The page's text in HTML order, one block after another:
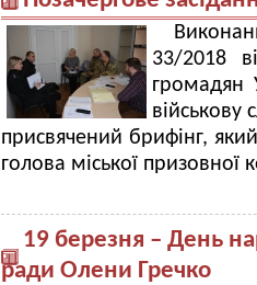
33/2018
громадян
військову
присвячений брифінг,
голова міської призовної
19 березня – День
ради Олени Гречко